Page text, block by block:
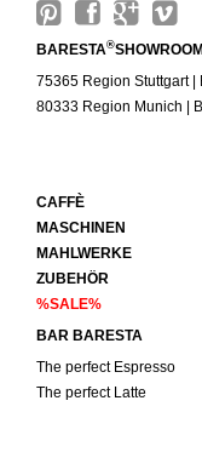
BARESTA®
75365 Region Stuttgart |
80333 Region Munich |
CAFFÈ
MASCHINEN
MAHLWERKE
ZUBEHÖR
%SALE%
BAR BARESTA
The perfect Espresso
The perfect Latte